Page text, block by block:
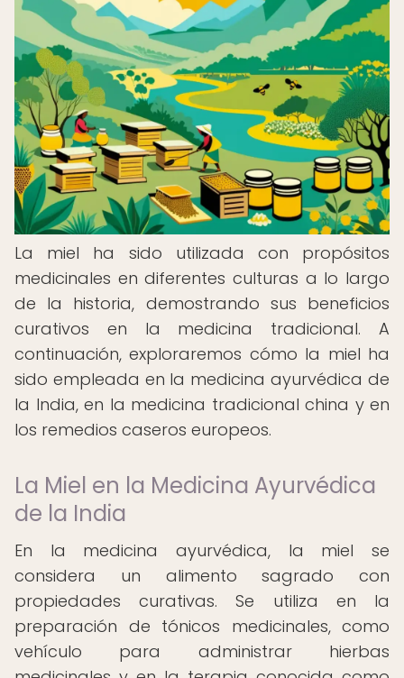
La miel ha sido utilizada con propósitos
medicinales en diferentes culturas a lo largo
de la historia, demostrando sus beneficios
curativos en la medicina tradicional. A
continuación, exploraremos cómo la miel ha
sido empleada en la medicina ayurvédica de
la India, en la medicina tradicional china y en
los remedios caseros europeos.
La Miel en la Medicina Ayurvédica
de la India
En la medicina ayurvédica, la miel se
considera un alimento sagrado con
propiedades curativas. Se utiliza en la
preparación de tónicos medicinales, como
vehículo para administrar hierbas